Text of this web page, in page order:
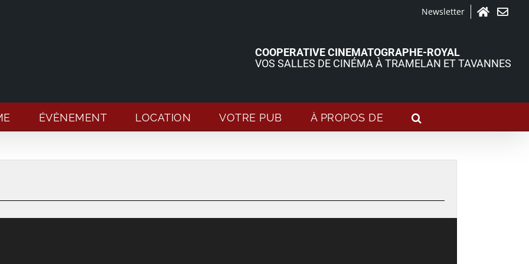
Newsletter
COOPERATIVE CINEMATOGRAPHE-ROYAL
VOS SALLES DE CINÉMA À TRAMELAN ET TAVANNES
ÉVÈNEMENT LOCATION VOTRE PUB À PROPOS DE